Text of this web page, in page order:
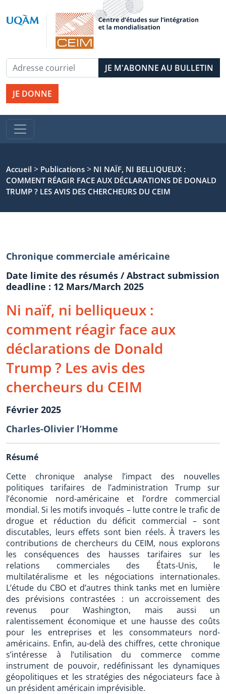
JE DONNE
Accueil > Publications > NI NAÏF, NI BELLIQUEUX :
COMMENT RÉAGIR FACE AUX DÉCLARATIONS DE DONALD
TRUMP ? LES AVIS DES CHERCHEURS DU CEIM
Chronique commerciale américaine
Date limite des résumés / Abstract submission
deadline : 12 Mars/March 2025
Ni naïf, ni belliqueux :
comment réagir face aux
déclarations de Donald
Trump ? Les avis des
chercheurs du CEIM
Février 2025
Charles-Olivier l’Homme
Résumé
Cette chronique analyse l’impact des nouvelles
politiques tarifaires de l’administration Trump sur
l’économie nord-américaine et l’ordre commercial
mondial. Si les motifs invoqués – lutte contre le trafic de
drogue et réduction du déficit commercial – sont
discutables, leurs effets sont bien réels. À travers les
contributions de chercheurs du CEIM, nous explorons
les conséquences des hausses tarifaires sur les
relations commerciales des États-Unis, le
multilatéralisme et les négociations internationales.
L’étude du CBO et d’autres think tanks met en lumière
des prévisions contrastées : un accroissement des
revenus pour Washington, mais aussi un
ralentissement économique et une hausse des coûts
pour les entreprises et les consommateurs nord-
américains. Enfin, au-delà des chiffres, cette chronique
s’intéresse à l’utilisation du commerce comme
instrument de pouvoir, redéfinissant les dynamiques
géopolitiques et les stratégies des négociateurs face à
un président américain imprévisible.